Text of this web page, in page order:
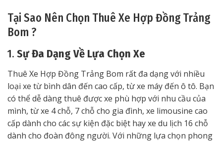
Tại Sao Nên Chọn Thuê Xe Hợp Đồng Trảng
Bom ?
1. Sự Đa Dạng Về Lựa Chọn Xe
Thuê Xe Hợp Đồng Trảng Bom rất đa dạng với nhiều
loại xe từ bình dân đến cao cấp, từ xe máy đến ô tô. Bạn
có thể dễ dàng thuê được xe phù hợp với nhu cầu của
mình, từ xe 4 chỗ, 7 chỗ cho gia đình, xe limousine cao
cấp dành cho các sự kiện đặc biệt hay xe du lịch 16 chỗ
dành cho đoàn đông người. Với những lựa chọn phong